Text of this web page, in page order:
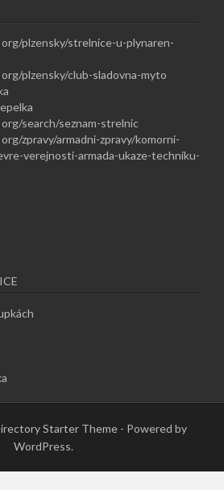
plzensky/strelnice-u-plynaren-
plzensky/club-sladovna-myto
search/seznam-strelnic
zpravy/armadni-zpravy/komorni-
verejnosti-armada-ukaze-techniku-
Starter Theme - Powered by
WordPress.